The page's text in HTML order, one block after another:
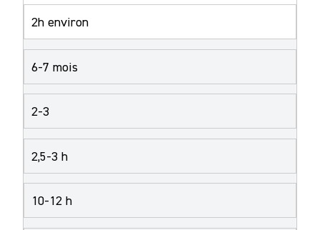
2h environ
6-7 mois
2-3
2,5-3 h
10-12 h